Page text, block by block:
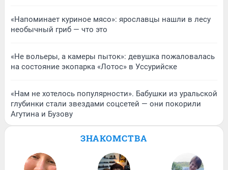
«Напоминает куриное мясо»: ярославцы нашли в лесу
необычный гриб — что это
«Не вольеры, а камеры пыток»: девушка пожаловалась
на состояние экопарка «Лотос» в Уссурийске
«Нам не хотелось популярности». Бабушки из уральской
глубинки стали звездами соцсетей — они покорили
Агутина и Бузову
ЗНАКОМСТВА